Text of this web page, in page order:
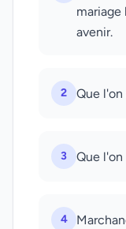
mariage
avenir.
2 Que l'on
3 Que l'on
4